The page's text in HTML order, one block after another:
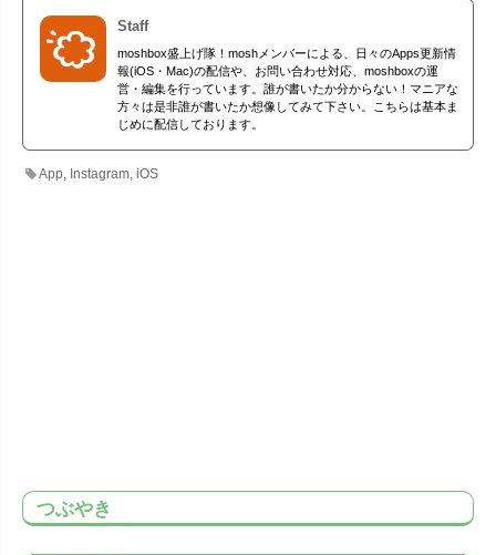
Staff
moshbox盛上げ隊！moshメンバーによる、日々のApps更新情
報(iOS・Mac)の配信や、お問い合わせ対応、moshboxの運
営・編集を行っています。誰が書いたか分からない！マニアな
方々は是非誰が書いたか想像してみて下さい。こちらは基本ま
じめに配信しております。
App Instagram ,iOS
つぶやき